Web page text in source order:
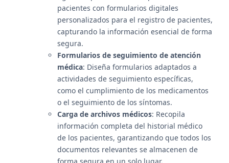
pacientes con formularios digitales
personalizados para el registro de pacientes,
capturando la información esencial de forma
segura.
Formularios de seguimiento de atención
médica: Diseña formularios adaptados a
actividades de seguimiento específicas,
como el cumplimiento de los medicamentos
o el seguimiento de los síntomas.
Carga de archivos médicos: Recopila
información completa del historial médico
de los pacientes, garantizando que todos los
documentos relevantes se almacenen de